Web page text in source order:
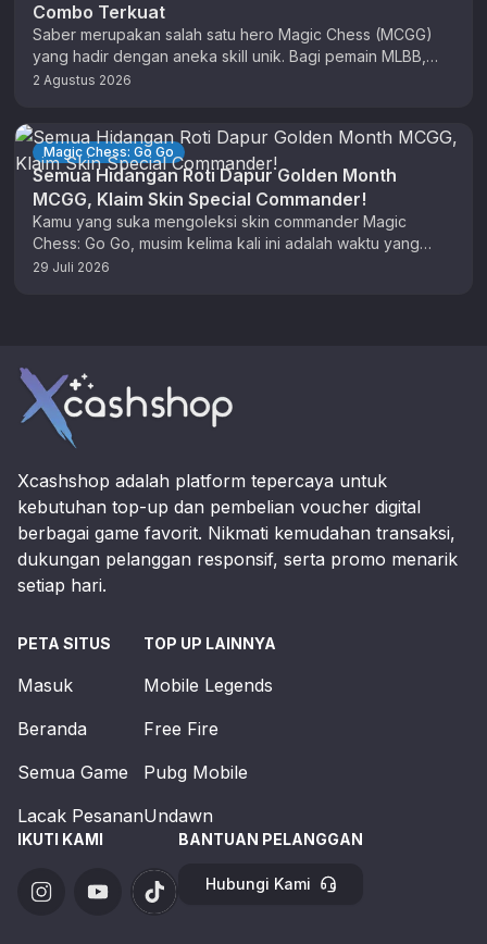
Combo Terkuat
Saber merupakan salah satu hero Magic Chess (MCGG)
yang hadir dengan aneka skill unik. Bagi pemain MLBB,
anda sudah tidak …
2 Agustus 2026
Magic Chess: Go Go
Semua Hidangan Roti Dapur Golden Month
MCGG, Klaim Skin Special Commander!
Kamu yang suka mengoleksi skin commander Magic
Chess: Go Go, musim kelima kali ini adalah waktu yang
tepat untuk berburu …
29 Juli 2026
Xcashshop adalah platform tepercaya untuk
kebutuhan top-up dan pembelian voucher digital
berbagai game favorit. Nikmati kemudahan transaksi,
dukungan pelanggan responsif, serta promo menarik
setiap hari.
PETA SITUS
Masuk
Beranda
Semua Game
Lacak Pesanan
TOP UP LAINNYA
Mobile Legends
Free Fire
Pubg Mobile
Undawn
IKUTI KAMI BANTUAN PELANGGAN
Hubungi Kami